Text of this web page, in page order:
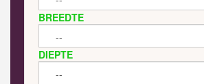
BREEDTE
DIEPTE